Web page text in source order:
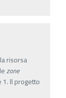
risorsa
zone
1. Il progetto